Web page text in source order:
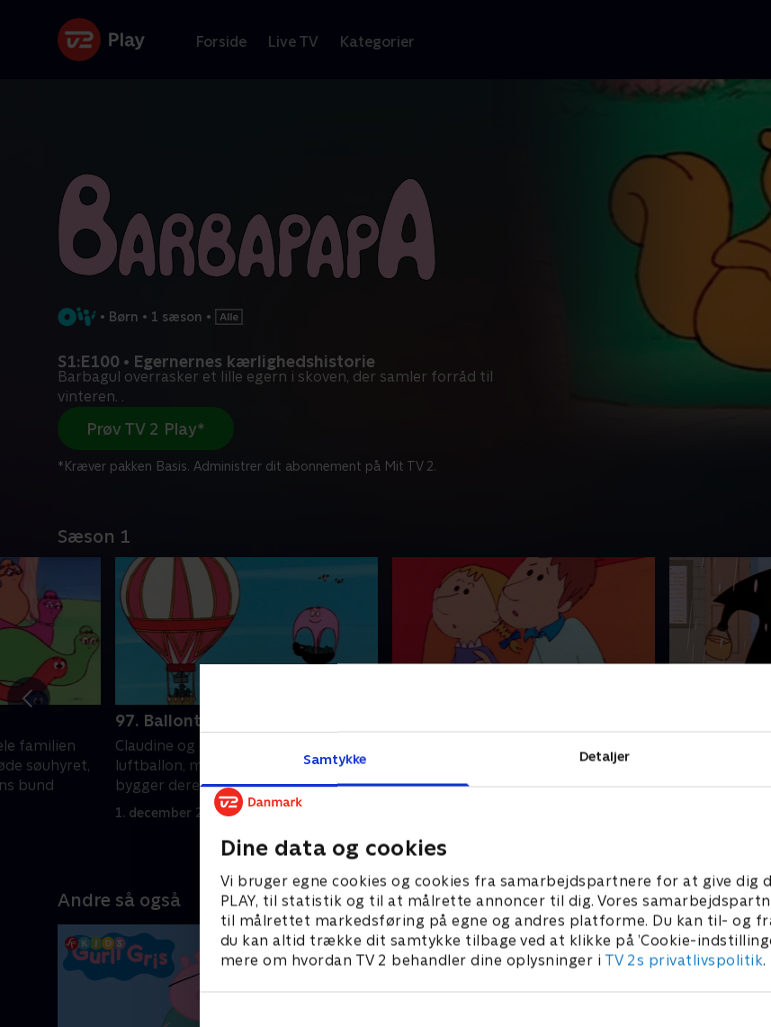
Samtykke Detaljer
Dine data og cookies
Vi bruger egne cookies og cookies fra samarbejdspartnere for at give dig
PLAY, til statistik og til at målrette annoncer til dig. Vores
til målrettet markedsføring på egne og andres platforme. Du kan til- og
du kan altid trække dit samtykke tilbage ved at klikke på ’Cookie-
mere om hvordan TV 2 behandler dine oplysninger i TV 2s privatlivspolitik.
Forside Live TV Kategorier
• Børn • 1 sæson •
S1:E100 • Egernernes kærlighedshistorie
Barbagul overrasker et lille egern i skoven, der samler forråd til
vinteren. .
Prøv TV 2 Play*
*Kræver pakken Basis. Administrer dit abonnement på Mit TV 2.
Sæson 1
familien
søuhyret,
bund
97. Ballonturen
Claudine og François flyver i
luftballon, men Barbapapaerne
bygger deres egen - med motor!.
1. december 2020 • 5 min
hytte på en øde ø. Claudine, François
og Barbapapas børn er vildt
kæmpe
Andre så også